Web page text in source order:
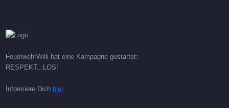
FeuerwehrWilli hat eine Kampagne gestartet:
RESPEKT...LOS!
Informiere Dich hier